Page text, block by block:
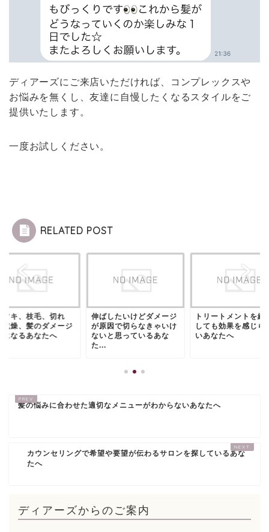
ディアーズにご来店いただければ、コンプレックスや
お悩みを無くし、友達に自慢したくなるスタイルをご
提供いたします。
一度お試しください。
RELATED POST
ツキ、枝毛、切れ
乾燥、髪のダメージ
になるあなたへ
伸ばしたいけどダメージ
が原因で切らなきゃいけ
ないと思っているあな
た...
トリートメントを繰
しても効果を感じら
いあなたへ
髪の悩みに合わせた適切なメニューがわからないあなたへ
カウンセリングで希望や要望が伝わるサロンを探しているあな
たへ
ディアーズからのご案内